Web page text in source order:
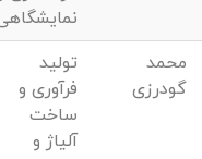
محمد
گودرزی
تولید
فرآوری و
ساخت
آلیاژ و